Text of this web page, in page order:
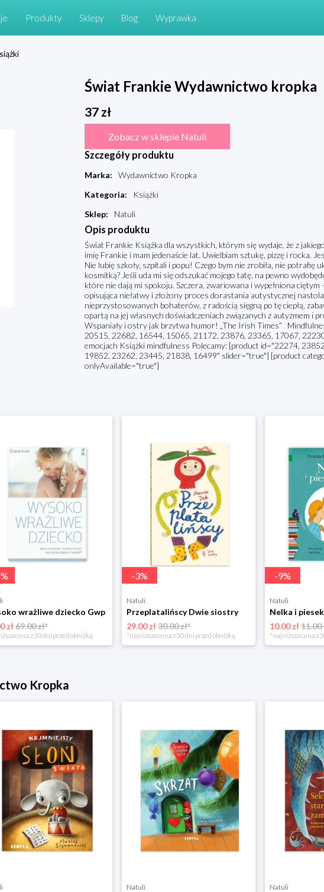
Produkty Sklepy Blog Wyprawka
Świat Frankie Wydawnictwo kropka
37zł
Zobacz w sklepie Natuli
Szczegóły produktu
Marka:
Wydawnictwo Kropka
Kategoria:
Książki
Sklep: Natuli
Opis produktu
Świat Frankie Książka dla wszystkich, którym się wydaje, że z
imię Frankie i mam jedenaście lat. Uwielbiam sztukę, pizzę i rocka.
Nie lubię szkoły, szpitali i popu! Czego bym nie zrobiła, nie potrafię
kosmitką? Jeśli uda mi się odszukać mojego tatę, na pewno
które nie dają mi spokoju. Szczera, zwariowana i wypełniona
opisująca niełatwy i złożony proces dorastania autystycznej
nieprzystosowanych bohaterów, z radością sięgną po tę ciepłą,
opartą na jej własnych doświadczeniach związanych z autyzmem i
Wspaniały i ostry jak brzytwa humor! „The Irish Times”
20515, 22682, 16544, 15065, 21172, 23876, 23365, 17067,
emocjach Książki mindfulness Polecamy: [product id="22274,
19852, 23262, 23445, 21838, 16499" slider="true"] [product
onlyAvailable="true"]
%
wrażliwe dziecko Gwp
zł69.00 zł*
cena z 30 dni przed obniżką
-3%
Natuli
Przeplatalińscy Dwie siostry
29.00 zł30.00 zł*
*najniższa cena z 30 dni przed obniżką
-9%
Natuli
10.00 zł11.00
*najniższa cena z
Kropka
Natuli Natuli